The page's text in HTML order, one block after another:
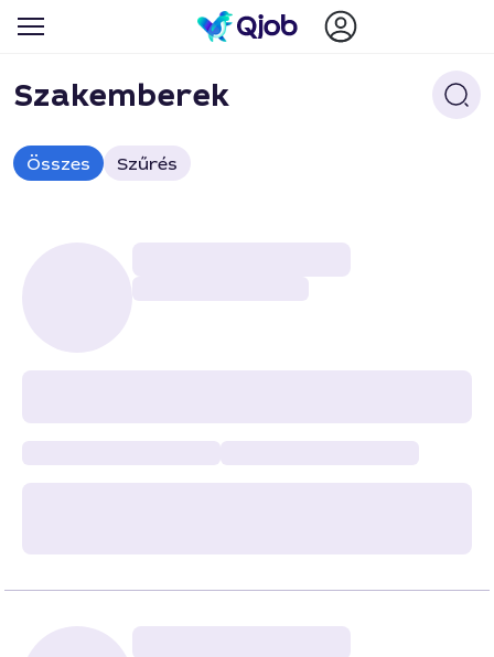
Szakemberek
Összes Szűrés